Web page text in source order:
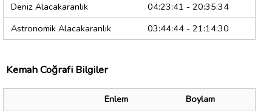
Deniz Alacakaranlık
04:23:41 - 20:35:34
Astronomik Alacakaranlık
03:44:44 - 21:14:30
Kemah Coğrafi Bilgiler
Enlem
Boylam